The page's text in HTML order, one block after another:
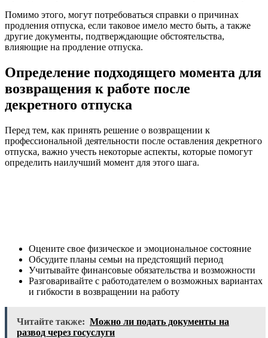
Помимо этого, могут потребоваться справки о причинах
продления отпуска, если таковое имело место быть, а также
другие документы, подтверждающие обстоятельства,
влияющие на продление отпуска.
Определение подходящего момента для
возвращения к работе после
декретного отпуска
Перед тем, как принять решение о возвращении к
профессиональной деятельности после оставления декретного
отпуска, важно учесть некоторые аспекты, которые помогут
определить наилучший момент для этого шага.
Оцените свое физическое и эмоциональное состояние
Обсудите планы семьи на предстоящий период
Учитывайте финансовые обязательства и возможности
Разговаривайте с работодателем о возможных вариантах
и гибкости в возвращении на работу
Читайте также: Можно ли подать документы на
развод через госуслуги